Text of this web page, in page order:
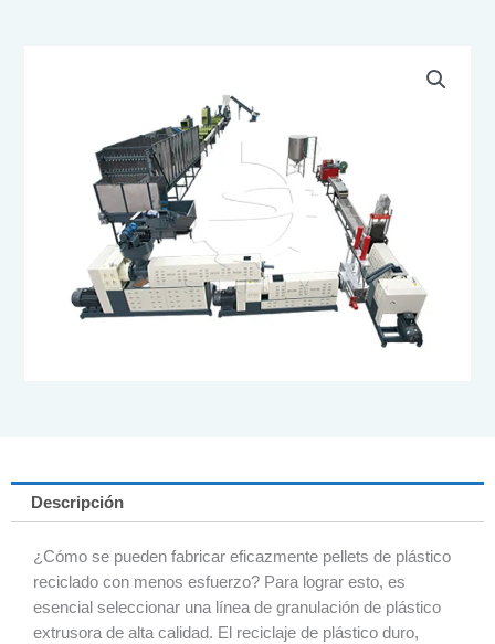
Descripción
¿Cómo se pueden fabricar eficazmente pellets de plástico
reciclado con menos esfuerzo? Para lograr esto, es
esencial seleccionar una línea de granulación de plástico
extrusora de alta calidad. El reciclaje de plástico duro,